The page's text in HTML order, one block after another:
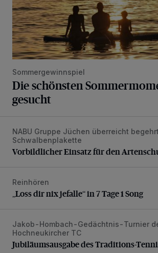
Sommergewinnspiel
Die schönsten
gesucht
Vorbildlicher Einsatz für den
NABU Gruppe Jüchen überreicht
Schwalbenplakette
Vorbildlicher Einsatz für den
„Loss dir nix jefalle“ in 7 Tage 1 Song
Reinhören
„Loss dir nix jefalle“ in 7 Tage 1 Song
Jubiläumsausgabe des Traditions-
Jakob-Hombach-Gedächtnis-Turnier
Hochneukircher TC
Jubiläumsausgabe des Traditions-